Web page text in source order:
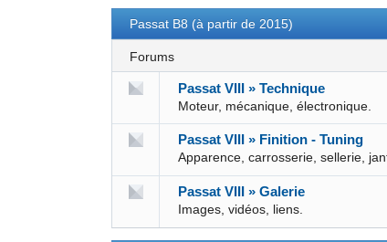
Passat B8 (à partir de 2015)
Forums
Passat VIII » Technique
Moteur, mécanique, électronique.
Passat VIII » Finition - Tuning
Apparence, carrosserie, sellerie,
Passat VIII » Galerie
Images, vidéos, liens.